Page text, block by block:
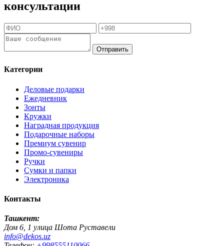
консультации
Отправить
Категории
Деловые подарки
Ежедневник
Зонты
Кружки
Наградная продукция
Подарочные наборы
Премиум сувенир
Промо-сувениры
Ручки
Сумки и папки
Электроника
Контакты
Ташкент:
Дом 6, 1 улица Шота Руставели
info@dekos.uz